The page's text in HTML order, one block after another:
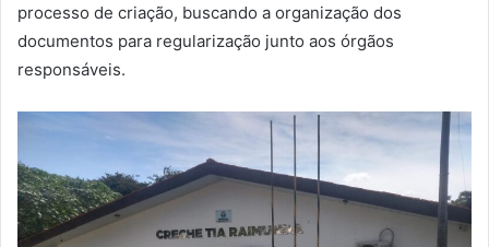
processo de criação, buscando a organização dos
documentos para regularização junto aos órgãos
responsáveis.